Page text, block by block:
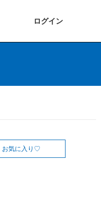
ログイン
お気に入り